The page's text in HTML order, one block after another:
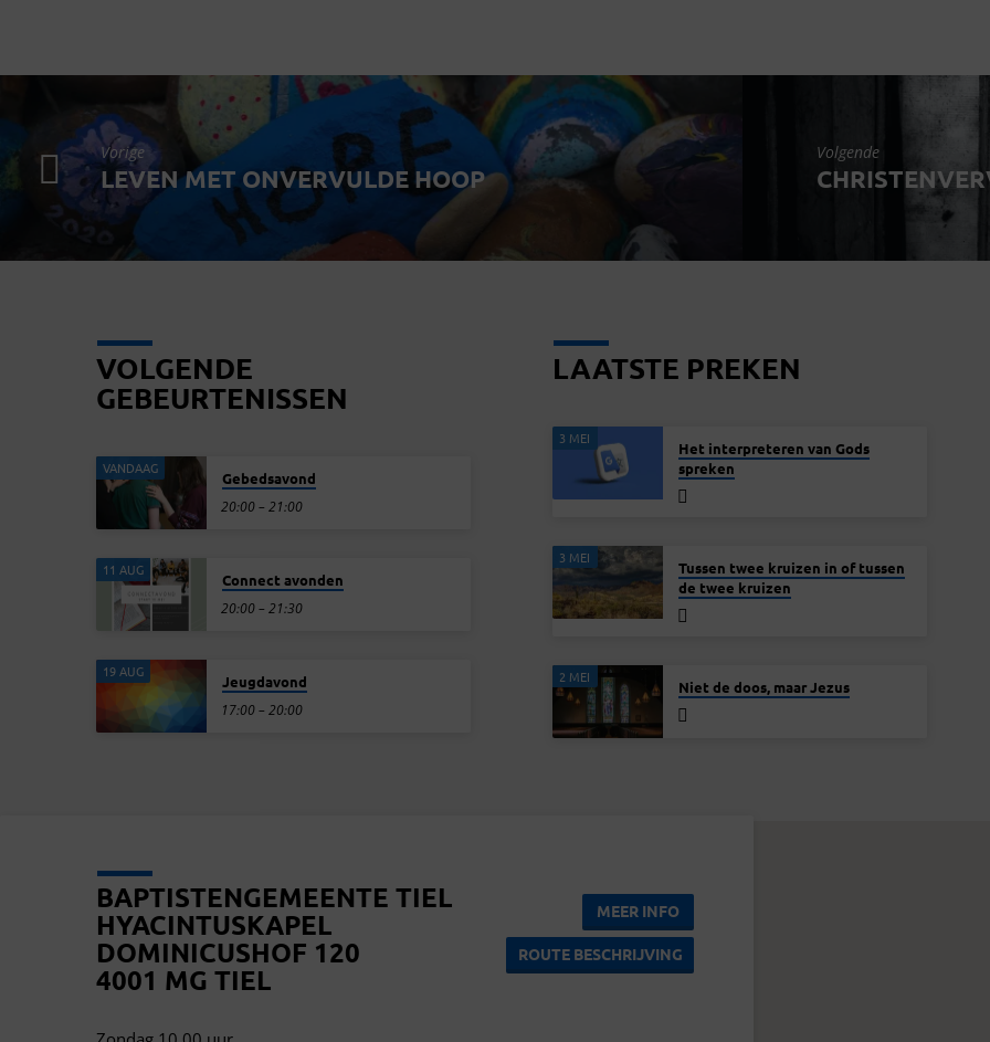
Vorige
LEVEN MET ONVERVULDE HOOP
Volgende
VOLGENDE
GEBEURTENISSEN
VANDAAG
Gebedsavond
20:00 – 21:00
11 AUG
Connect avonden
20:00 – 21:30
19 AUG
Jeugdavond
17:00 – 20:00
LAATSTE PREKEN
3 MEI
Het interpreteren van Gods
spreken
3 MEI
Tussen twee kruizen in of tussen
de twee kruizen
2 MEI
Niet de doos, maar Jezus
BAPTISTENGEMEENTE TIEL
HYACINTUSKAPEL
DOMINICUSHOF 120
4001 MG TIEL
MEER INFO
ROUTE BESCHRIJVING